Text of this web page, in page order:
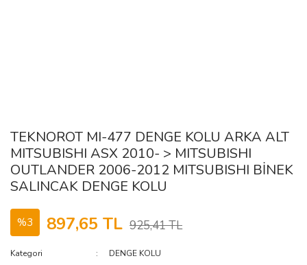
TEKNOROT MI-477 DENGE KOLU ARKA ALT
MITSUBISHI ASX 2010- > MITSUBISHI
OUTLANDER 2006-2012 MITSUBISHI BİNEK
SALINCAK DENGE KOLU
%3 897,65 TL 925,41 TL
Kategori
DENGE KOLU